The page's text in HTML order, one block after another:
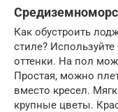
Как обустроить
стиле?
оттенки. На пол
Простая, можно
вместо кресел.
крупные цветы.